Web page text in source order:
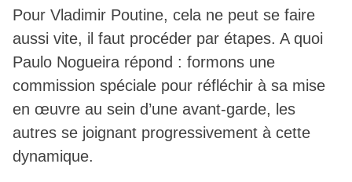
Pour Vladimir Poutine, cela ne peut se faire
aussi vite, il faut procéder par étapes. A quoi
Paulo Nogueira répond : formons une
commission spéciale pour réfléchir à sa mise
en œuvre au sein d’une avant-garde, les
autres se joignant progressivement à cette
dynamique.